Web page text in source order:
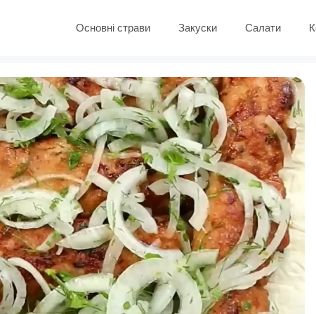
Основні страви Закуски Салати